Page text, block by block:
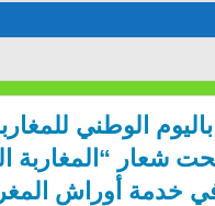
باليوم الوطني
شعار “المغاربة
خدمة أوراش المغرب